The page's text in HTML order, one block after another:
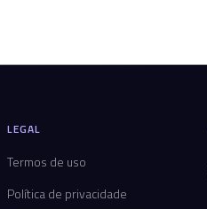
LEGAL
Termos de uso
Política de privacidade